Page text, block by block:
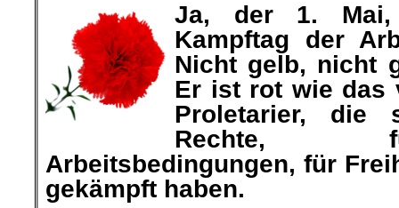
Ja, der 1. Mai,
Kampftag der
Nicht gelb, nicht
Er ist rot wie das
Proletarier, die
Rechte,
Arbeitsbedingungen, für
gekämpft haben.